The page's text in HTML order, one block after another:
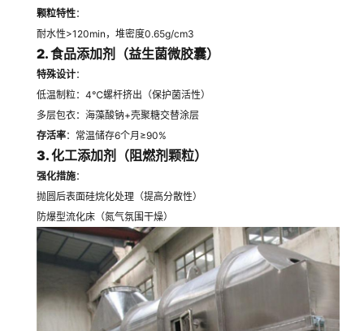
颗粒特性：
耐水性>120min，堆密度0.65g/cm3
2. 食品添加剂（益生菌微胶囊）
特殊设计：
低温制粒：4℃螺杆挤出（保护菌活性）
多层包衣：海藻酸钠+壳聚糖交替涂层
存活率：常温储存6个月≥90%
3. 化工添加剂（阻燃剂颗粒）
强化措施：
抛圆后表面硅烷化处理（提高分散性）
防爆型流化床（氮气氛围干燥）